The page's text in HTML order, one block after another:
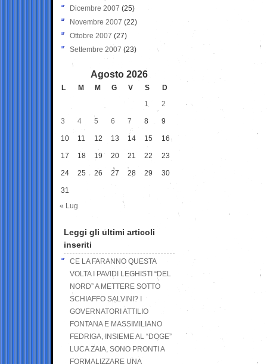
Dicembre 2007 (25)
Novembre 2007 (22)
Ottobre 2007 (27)
Settembre 2007 (23)
Agosto 2026
L M M G V S
D
1
2
3 4 5 6 7 8 9
10 11 12 13 14 15 16
17 18 19 20 21 22 23
24 25 26 27 28 29 30
31
« Lug
Leggi gli ultimi articoli
inseriti
CE LA FARANNO QUESTA
VOLTA I PAVIDI LEGHISTI “DEL
NORD” A METTERE SOTTO
SCHIAFFO SALVINI? I
GOVERNATORI ATTILIO
FONTANA E MASSIMILIANO
FEDRIGA, INSIEME AL “DOGE”
LUCA ZAIA, SONO PRONTI A
FORMALIZZARE UNA